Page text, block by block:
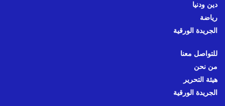
دين ودنيا
رياضة
الجريدة الورقية
للتواصل معنا
من نحن
هيئة التحرير
الجريدة الورقية